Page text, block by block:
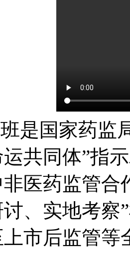
是国家药监
共同体”指
医药监管合
、实地考察
市后监管等